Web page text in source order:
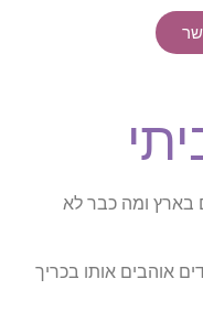
בארץ ומה כבר לא
אוהבים אותו בכריך